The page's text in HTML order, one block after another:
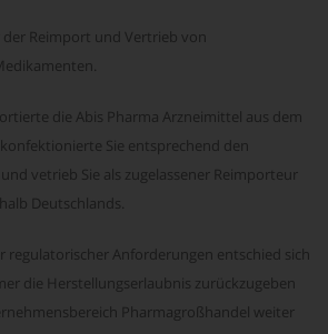
der Reimport und Vertrieb von
die Abis Pharma Arzneimittel aus dem
Sie entsprechend den
vetrieb Sie als zugelassener Reimporteur
Deutschlands.
regulatorischer Anforderungen entschied sich
die Herstellungserlaubnis zurückzugeben
Pharmagroßhandel weiter